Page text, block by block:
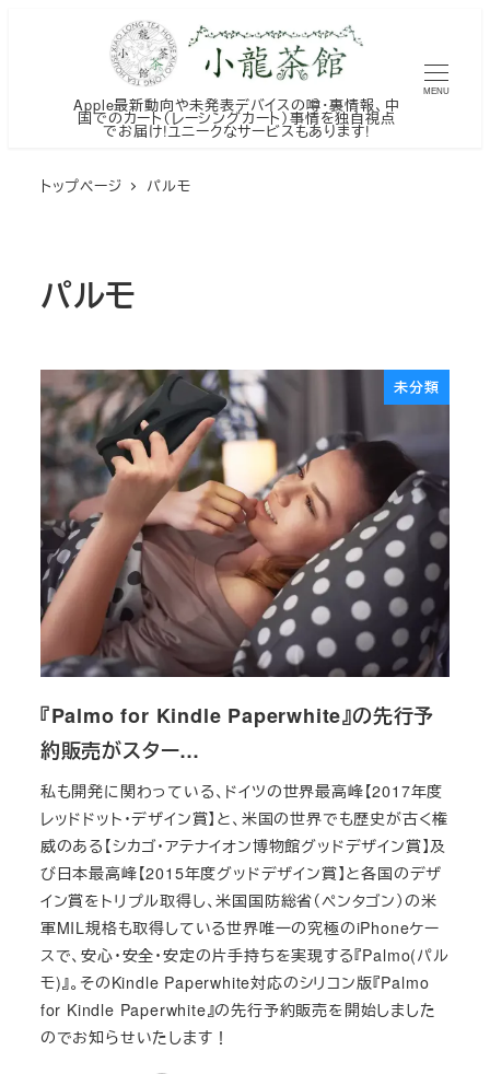
Apple最新動向や未発表デバイスの噂・裏情報、中
国でのカート（レーシングカート）事情を独自視点
でお届け!ユニークなサービスもあります!
MENU
トップページ パルモ
パルモ
未分類
『Palmo for Kindle Paperwhite』の先行予
約販売がスター…
私も開発に関わっている、ドイツの世界最高峰【2017年度
レッドドット・デザイン賞】と、米国の世界でも歴史が古く権
威のある【シカゴ・アテナイオン博物館グッドデザイン賞】及
び日本最高峰【2015年度グッドデザイン賞】と各国のデザ
イン賞をトリプル取得し、米国国防総省（ペンタゴン）の米
軍MIL規格も取得している世界唯一の究極のiPhoneケー
スで、安心・安全・安定の片手持ちを実現する『Palmo(パル
モ)』。そのKindle Paperwhite対応のシリコン版『Palmo
for Kindle Paperwhite』の先行予約販売を開始しました
のでお知らせいたします！